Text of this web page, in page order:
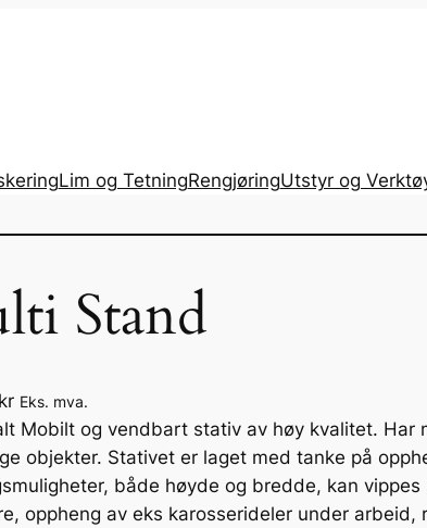
Lim og TetningRengjøringUtstyr og
Stand
kr Eks. mva.
Mobilt og vendbart stativ av høy kvalitet. Har
objekter. Stativet er laget med tanke på
både høyde og bredde, kan
oppheng av eks karosserideler under arbeid,